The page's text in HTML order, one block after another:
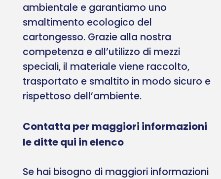
ambientale e garantiamo uno
smaltimento ecologico del
cartongesso. Grazie alla nostra
competenza e all’utilizzo di mezzi
speciali, il materiale viene raccolto,
trasportato e smaltito in modo sicuro e
rispettoso dell’ambiente.
Contatta per maggiori informazioni
le ditte qui in elenco
Se hai bisogno di maggiori informazioni